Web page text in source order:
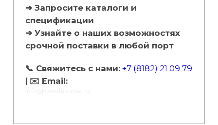
➔ Запросите каталоги и
спецификации
➔ Узнайте о наших возможностях
срочной поставки в любой порт
📞 Свяжитесь с нами:+7 (8182) 21 09 79
✉️ Email: